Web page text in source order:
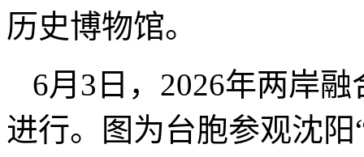
历史博物馆。
6月3日，2026年两岸
进行。图为台胞参观沈